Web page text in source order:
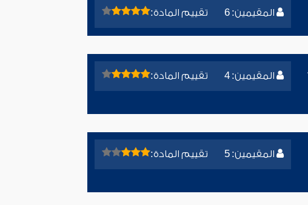
المقيمين: 6 تقييم المادة:
المقيمين: 4 تقييم المادة:
المقيمين: 5 تقييم المادة: